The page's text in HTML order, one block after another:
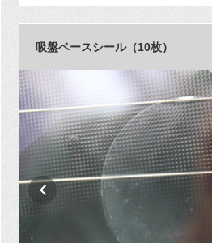
吸盤ベースシール（10枚）